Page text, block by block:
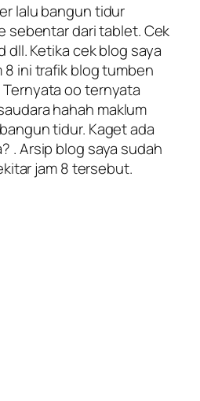
lalu bangun tidur
sebentar dari tablet. Cek
dll. Ketika cek blog saya
ini trafik blog tumben
oo ternyata
hahah maklum
tidur. Kaget ada
. Arsip blog saya sudah
jam 8 tersebut.